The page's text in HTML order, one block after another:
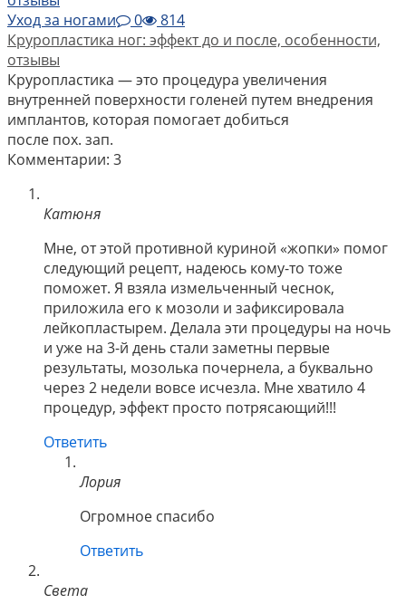
Уход за ногами 0
814
Круропластика ног: эффект до и после, особенности,
отзывы
Круропластика — это процедура увеличения
внутренней поверхности голеней путем внедрения
имплантов, которая помогает добиться
после пох. зап.
Комментарии: 3
Катюня
Мне, от этой противной куриной «жопки» помог
следующий рецепт, надеюсь кому-то тоже
поможет. Я взяла измельченный чеснок,
приложила его к мозоли и зафиксировала
лейкопластырем. Делала эти процедуры на ночь
и уже на 3-й день стали заметны первые
результаты, мозолька почернела, а буквально
через 2 недели вовсе исчезла. Мне хватило 4
процедур, эффект просто потрясающий!!!
Ответить
Лория
Огромное спасибо
Ответить
Света